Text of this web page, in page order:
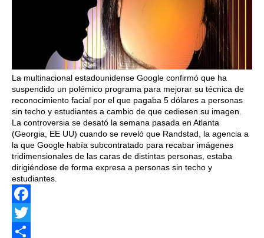
La multinacional estadounidense Google confirmó que ha
suspendido un polémico programa para mejorar su técnica de
reconocimiento facial por el que pagaba 5 dólares a personas
sin techo y estudiantes a cambio de que cediesen su imagen.
La controversia se desató la semana pasada en Atlanta
(Georgia, EE UU) cuando se reveló que Randstad, la agencia a
la que Google había subcontratado para recabar imágenes
tridimensionales de las caras de distintas personas, estaba
dirigiéndose de forma expresa a personas sin techo y
estudiantes.
Facebook
Twitter